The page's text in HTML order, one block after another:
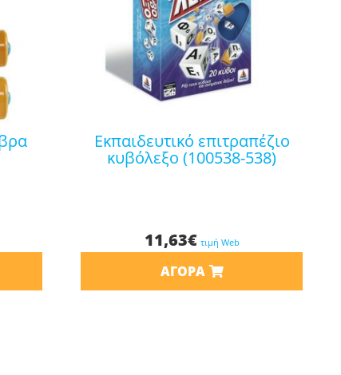
εκπαιδευτικό επιτραπέζιο
κυβόλεξο (100538-538)
11,63€ τιμή Web
ΑΓΟΡΆ